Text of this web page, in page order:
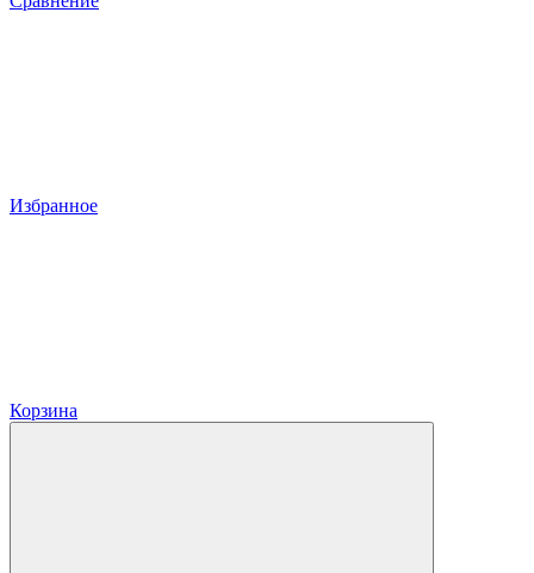
Избранное
Корзина